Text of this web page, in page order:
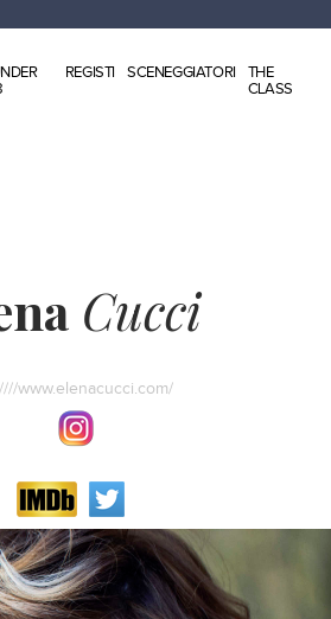
REGISTI SCENEGGIATORI
THE
CLASS
Cucci
www.elenacucci.com/